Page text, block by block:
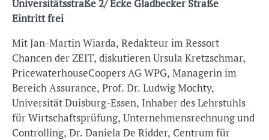
Universitätsstraße 2/ Ecke Gladbecker Straße
Eintritt frei
Mit Jan-Martin Wiarda, Redakteur im Ressort
Chancen der ZEIT, diskutieren Ursula Kretzschmar,
PricewaterhouseCoopers AG WPG, Managerin im
Bereich Assurance, Prof. Dr. Ludwig Mochty,
Universität Duisburg-Essen, Inhaber des Lehrstuhls
für Wirtschaftsprüfung, Unternehmensrechnung und
Controlling, Dr. Daniela De Ridder, Centrum für